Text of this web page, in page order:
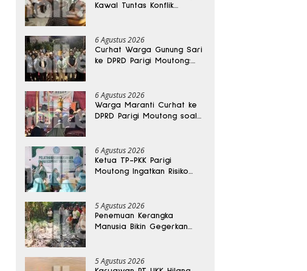
Kawal Tuntas Konflik
6 Agustus 2026
Curhat Warga Gunung Sari
ke DPRD Parigi Moutong:
6 Agustus 2026
Warga Maranti Curhat ke
DPRD Parigi Moutong soal
Bersalin
6 Agustus 2026
Ketua TP-PKK Parigi
Moutong Ingatkan Risiko
5 Agustus 2026
Penemuan Kerangka
Manusia Bikin Gegerkan
5 Agustus 2026